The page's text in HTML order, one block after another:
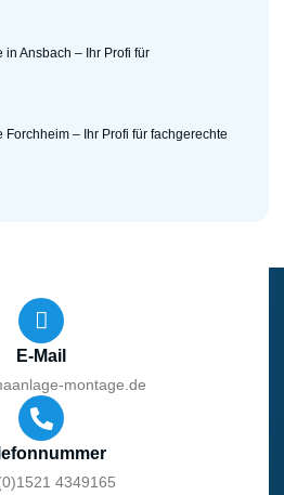
in Ansbach – Ihr Profi für
Forchheim – Ihr Profi für fachgerechte
E-Mail
montage.de
4349165